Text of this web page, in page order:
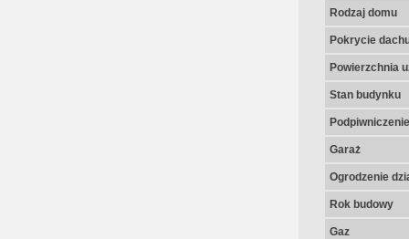
Rodzaj domu
Pokrycie
Powierzchnia
Stan budynku
Podpiwniczenie
Garaż
Ogrodzenie
Rok budowy
Gaz